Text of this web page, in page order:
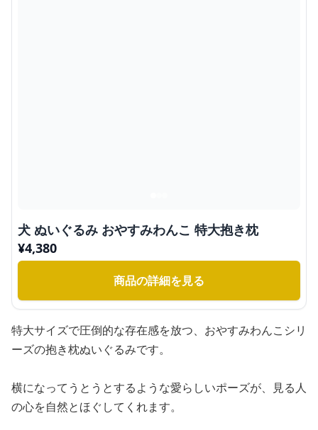
犬 ぬいぐるみ おやすみわんこ 特大抱き枕
¥4,380
商品の詳細を見る
特大サイズで圧倒的な存在感を放つ、おやすみわんこシリ
ーズの抱き枕ぬいぐるみです。
横になってうとうとするような愛らしいポーズが、見る人
の心を自然とほぐしてくれます。